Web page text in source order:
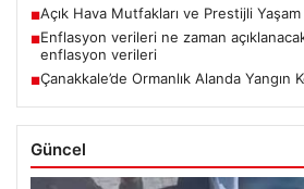
■Açık Hava Mutfakları ve Prestijli
■Enflasyon verileri ne zaman
enflasyon verileri
■Çanakkale’de Ormanlık Alanda Yangın
Güncel